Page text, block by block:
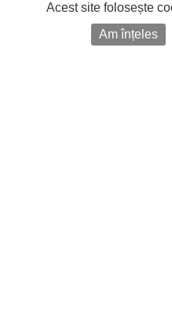
Acest site folosește
Am înțeles